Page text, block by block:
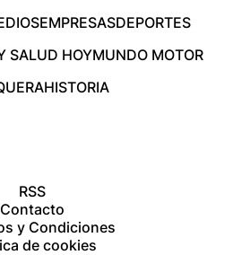
EMPRESASDEPORTES
SALUD HOYMUNDO MOTOR
HISTORIA
RSS
Contacto
y Condiciones
de cookies